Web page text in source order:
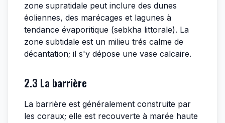
zone supratidale peut inclure des dunes
éoliennes, des marécages et lagunes à
tendance évaporitique (sebkha littorale). La
zone subtidale est un milieu trés calme de
décantation; il s'y dépose une vase calcaire.
2.3 La barrière
La barrière est généralement construite par
les coraux; elle est recouverte à marée haute